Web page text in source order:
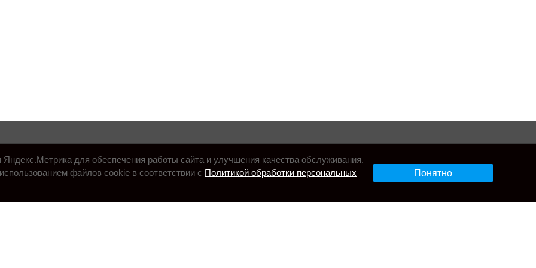
для обеспечения работы сайта и улучшения качества обслуживания.
файлов cookie в соответствии с Политикой обработки персональных
Понятно